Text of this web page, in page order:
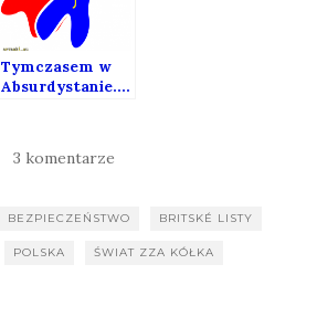
Tymczasem w
Absurdystanie….
3 komentarze
BEZPIECZEŃSTWO BRITSKÉ LISTY
POLSKA ŚWIAT ZZA KÓŁKA